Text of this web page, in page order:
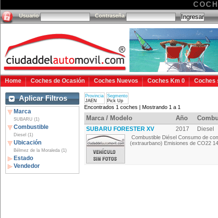
Usuario Contraseña
Home Coches de Ocasión Coches Nuevos Coches Km 0 Coches
Aplicar Filtros
Marca
SUBARU (1)
Combustible
Diesel (1)
Ubicación
Bélmez de la Moraleda (1)
Estado
Vendedor
Provincia
JAEN
Segmento
Pick Up
Encontrados 1 coches | Mostrando 1 a 1
Marca / Modelo Año
SUBARU FORESTER XV 2017 Diesel
Combustible Diésel Consumo de
(extraurbano) Emisiones de CO22